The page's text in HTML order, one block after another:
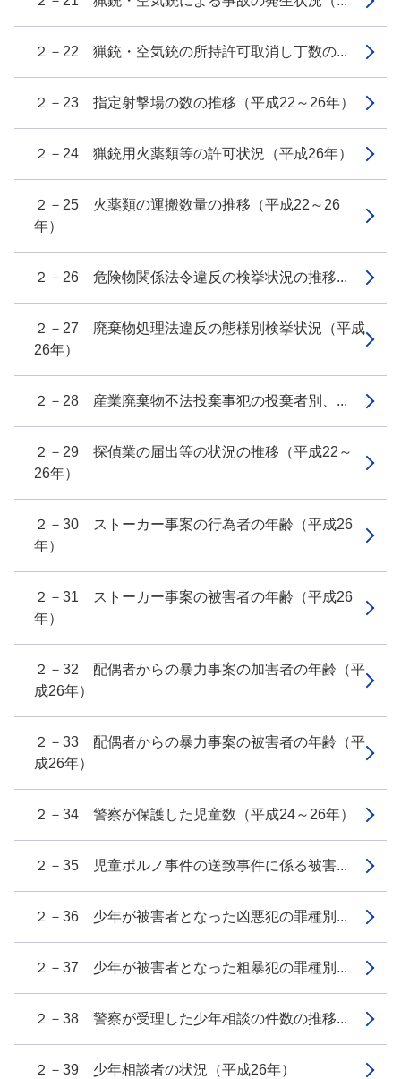
２－22 猟銃・空気銃の所持許可取消し丁数の...
２－23 指定射撃場の数の推移（平成22～26年）
２－24 猟銃用火薬類等の許可状況（平成26年）
２－25 火薬類の運搬数量の推移（平成22～26
年）
２－26 危険物関係法令違反の検挙状況の推移...
２－27 廃棄物処理法違反の態様別検挙状況（平成
26年）
２－28 産業廃棄物不法投棄事犯の投棄者別、...
２－29 探偵業の届出等の状況の推移（平成22～
26年）
２－30 ストーカー事案の行為者の年齢（平成26
年）
２－31 ストーカー事案の被害者の年齢（平成26
年）
２－32 配偶者からの暴力事案の加害者の年齢（平
成26年）
２－33 配偶者からの暴力事案の被害者の年齢（平
成26年）
２－34 警察が保護した児童数（平成24～26年）
２－35 児童ポルノ事件の送致事件に係る被害...
２－36 少年が被害者となった凶悪犯の罪種別...
２－37 少年が被害者となった粗暴犯の罪種別...
２－38 警察が受理した少年相談の件数の推移...
２－39 少年相談者の状況（平成26年）